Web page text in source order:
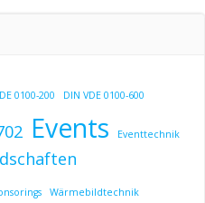
0100-200 DIN VDE 0100-600
Events Eventtechnik
Wärmebildtechnik